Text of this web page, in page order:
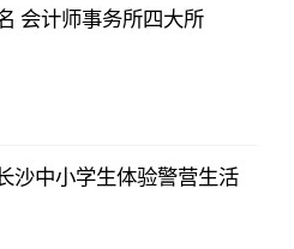
会计师事务所四大所
沙中小学生体验警营生活